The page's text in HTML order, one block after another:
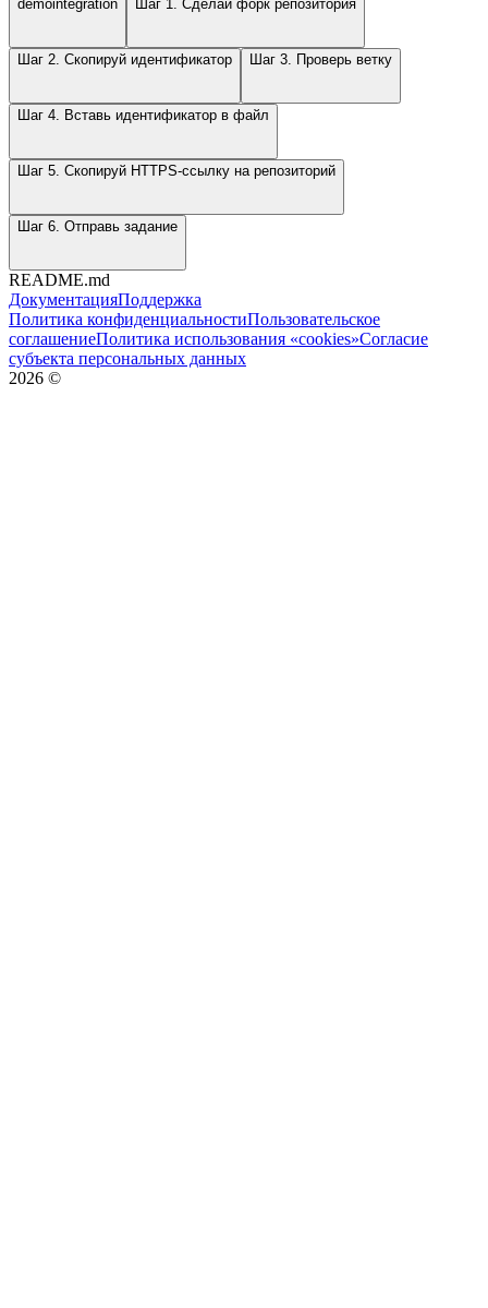
demointegration Шаг 1. Сделай форк репозитория
Шаг 2. Скопируй идентификатор Шаг 3. Проверь ветку
Шаг 4. Вставь идентификатор в файл
Шаг 5. Скопируй HTTPS-ссылку на репозиторий
Шаг 6. Отправь задание
README.md
ДокументацияПоддержка
Политика конфиденциальностиПользовательское
соглашениеПолитика использования «cookies»Согласие
субъекта персональных данных
2026 ©